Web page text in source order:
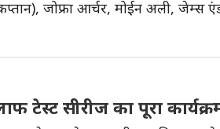
जोफ्रा आर्चर, मोईन अली, जेम्स
टेस्ट सीरीज का पूरा